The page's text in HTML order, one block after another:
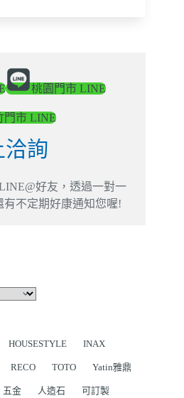
桃園門市 LINE
門市 LINE
洽詢
好友，透過一對一
不定期好康通知您喔!
HOUSESTYLE INAX
RECO TOTO Yatin雅鼎
五金 人造石 可訂製